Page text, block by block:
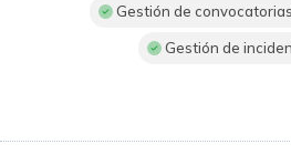
Gestión de convocatorias
Gestión de